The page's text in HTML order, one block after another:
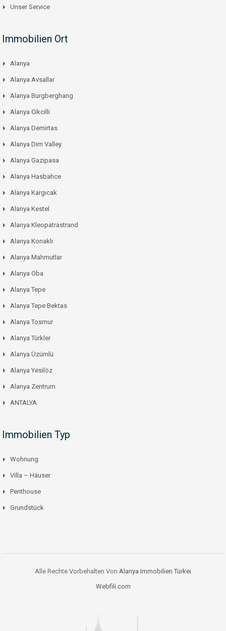
Unser Service
Immobilien Ort
Alanya
Alanya Avsallar
Alanya Burgberghang
Alanya Cikcilli
Alanya Demirtas
Alanya Dim Valley
Alanya Gazipasa
Alanya Hasbahce
Alanya Kargıcak
Alanya Kestel
Alanya Kleopatrastrand
Alanya Konaklı
Alanya Mahmutlar
Alanya Oba
Alanya Tepe
Alanya Tepe Bektas
Alanya Tosmur
Alanya Türkler
Alanya Üzümlü
Alanya Yesilöz
Alanya Zentrum
ANTALYA
Immobilien Typ
Wohnung
Villa – Häuser
Penthouse
Grundstück
Alle Rechte Vorbehalten Von Alanya Immobilien Türkei
Webfili.com